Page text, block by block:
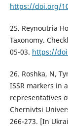
https://doi.org/
25. Reynoutria
Taxonomy.
05-03. https://
26. Roshka, N,
ISSR markers in
representatives
Chernivtsi
266-273. [In